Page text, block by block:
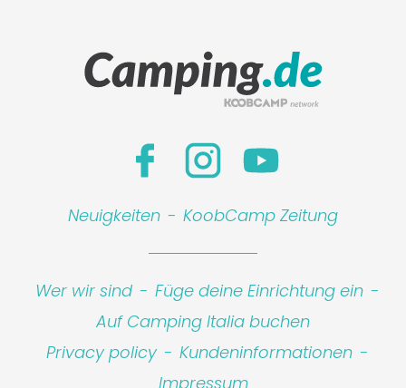
Neuigkeiten - KoobCamp Zeitung
Wer wir sind - Füge deine Einrichtung ein -
Auf Camping Italia buchen
Privacy policy - Kundeninformationen -
Impressum